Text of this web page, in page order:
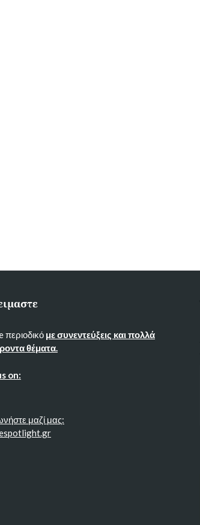
περιοδικό με συνεντεύξεις και πολλά
θέματα.
on:
μαζί μας: